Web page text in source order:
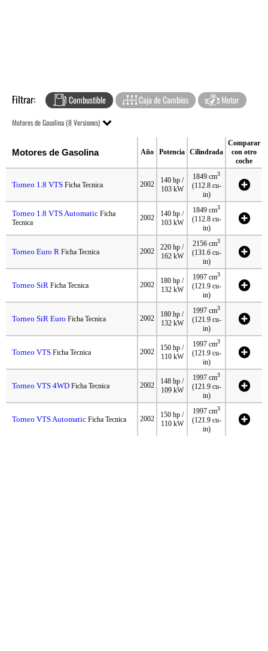
Filtrar: Combustible Caja de Cambios Motor
Motores de Gasolina (8 Versiones)
Motores de Gasolina Año Potencia Cilindrada
Comparar
con otro
coche
Torneo 1.8 VTS Ficha Tecnica 2002
140 hp /
103 kW
1849 cm3
(112.8 cu-
in)
Torneo 1.8 VTS Automatic Ficha
Tecnica
2002
140 hp /
103 kW
1849 cm3
(112.8 cu-
in)
Torneo Euro R Ficha Tecnica 2002
220 hp /
162 kW
2156 cm3
(131.6 cu-
in)
Torneo SiR Ficha Tecnica 2002
180 hp /
132 kW
1997 cm3
(121.9 cu-
in)
Torneo SiR Euro Ficha Tecnica 2002
180 hp /
132 kW
1997 cm3
(121.9 cu-
in)
Torneo VTS Ficha Tecnica 2002
150 hp /
110 kW
1997 cm3
(121.9 cu-
in)
Torneo VTS 4WD Ficha Tecnica 2002
148 hp /
109 kW
1997 cm3
(121.9 cu-
in)
Torneo VTS Automatic Ficha Tecnica 2002
150 hp /
110 kW
1997 cm3
(121.9 cu-
in)